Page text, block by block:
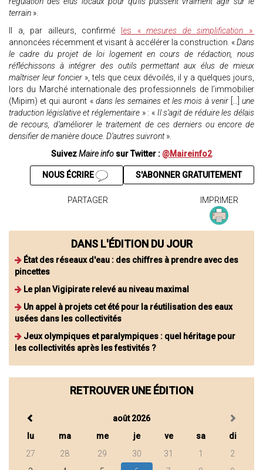
terrain ».
Il a, par ailleurs, confirmé
les «mesures de simplification »
annoncées récemment et visant à accélérer la construction. «Dans
le cadre du projet de loi logement en cours de rédaction, nous
réfléchissons à intégrer des outils permettant aux élus de mieux
maîtriser leur foncier », tels que ceux dévoilés, il y a quelques jours,
lors du Marché internationale des professionnels de l’immobilier
(Mipim) et qui auront « dans les semaines et les mois à venir […]une
traduction législative et réglementaire » : « Il s’agit de réduire les délais
de recours, d’améliorer le traitement de ces derniers ou encore de
densifier de manière douce. D’autres suivront».
SuivezMaire info sur Twitter : @Maireinfo2
S'ABONNER GRATUITEMENT
NOUS ÉCRIRE
PARTAGER IMPRIMER
DANS L'ÉDITION DU JOUR
État des réseaux d'eau : des chiffres à prendre avec des
pincettes
Le plan Vigipirate relevé au niveau maximal
Un appel à projets cet été pour la réutilisation des eaux
usées dans les collectivités
Jeux olympiques et paralympiques : quel héritage pour
les collectivités après les festivités ?
RETROUVER UNE ÉDITION
août 2026
lu
ma me je ve sa
di
27
28 29 30 31 1
2